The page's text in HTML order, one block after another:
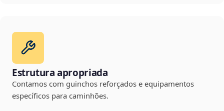
Estrutura apropriada
Contamos com guinchos reforçados e equipamentos
específicos para caminhões.